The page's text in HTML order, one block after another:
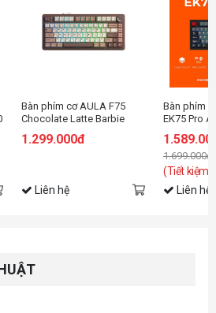
Bàn phím cơ AULA F75
Chocolate Latte Barbie
1.299.000đ
Liên hệ
Bàn phím
EK75 Pro
1.699.000đ
(Tiết kiệm:
Liên hệ